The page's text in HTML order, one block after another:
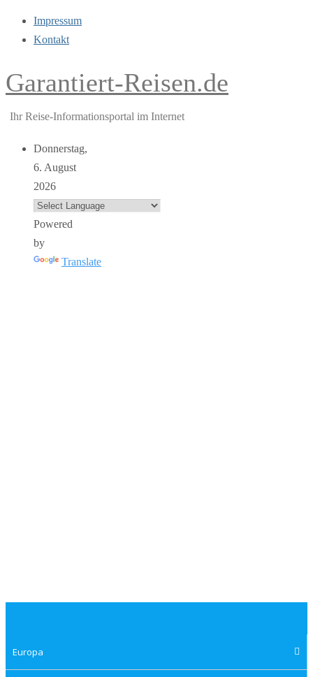
Impressum
Kontakt
Garantiert-Reisen.de
Ihr Reise-Informationsportal im Internet
Donnerstag,
6. August
2026
Powered
by
Translate
Europa